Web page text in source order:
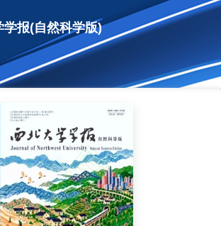
学报(自然科学版)